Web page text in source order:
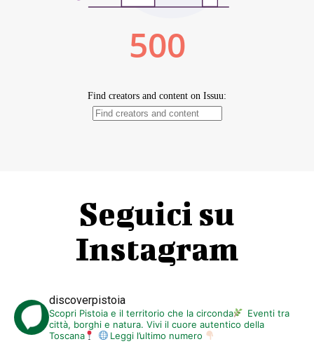
Seguici su
Instagram
discoverpistoia
Scopri Pistoia e il territorio che la circonda
Eventi tra
città, borghi e natura. Vivi il cuore autentico della
Toscana
Leggi l’ultimo numero